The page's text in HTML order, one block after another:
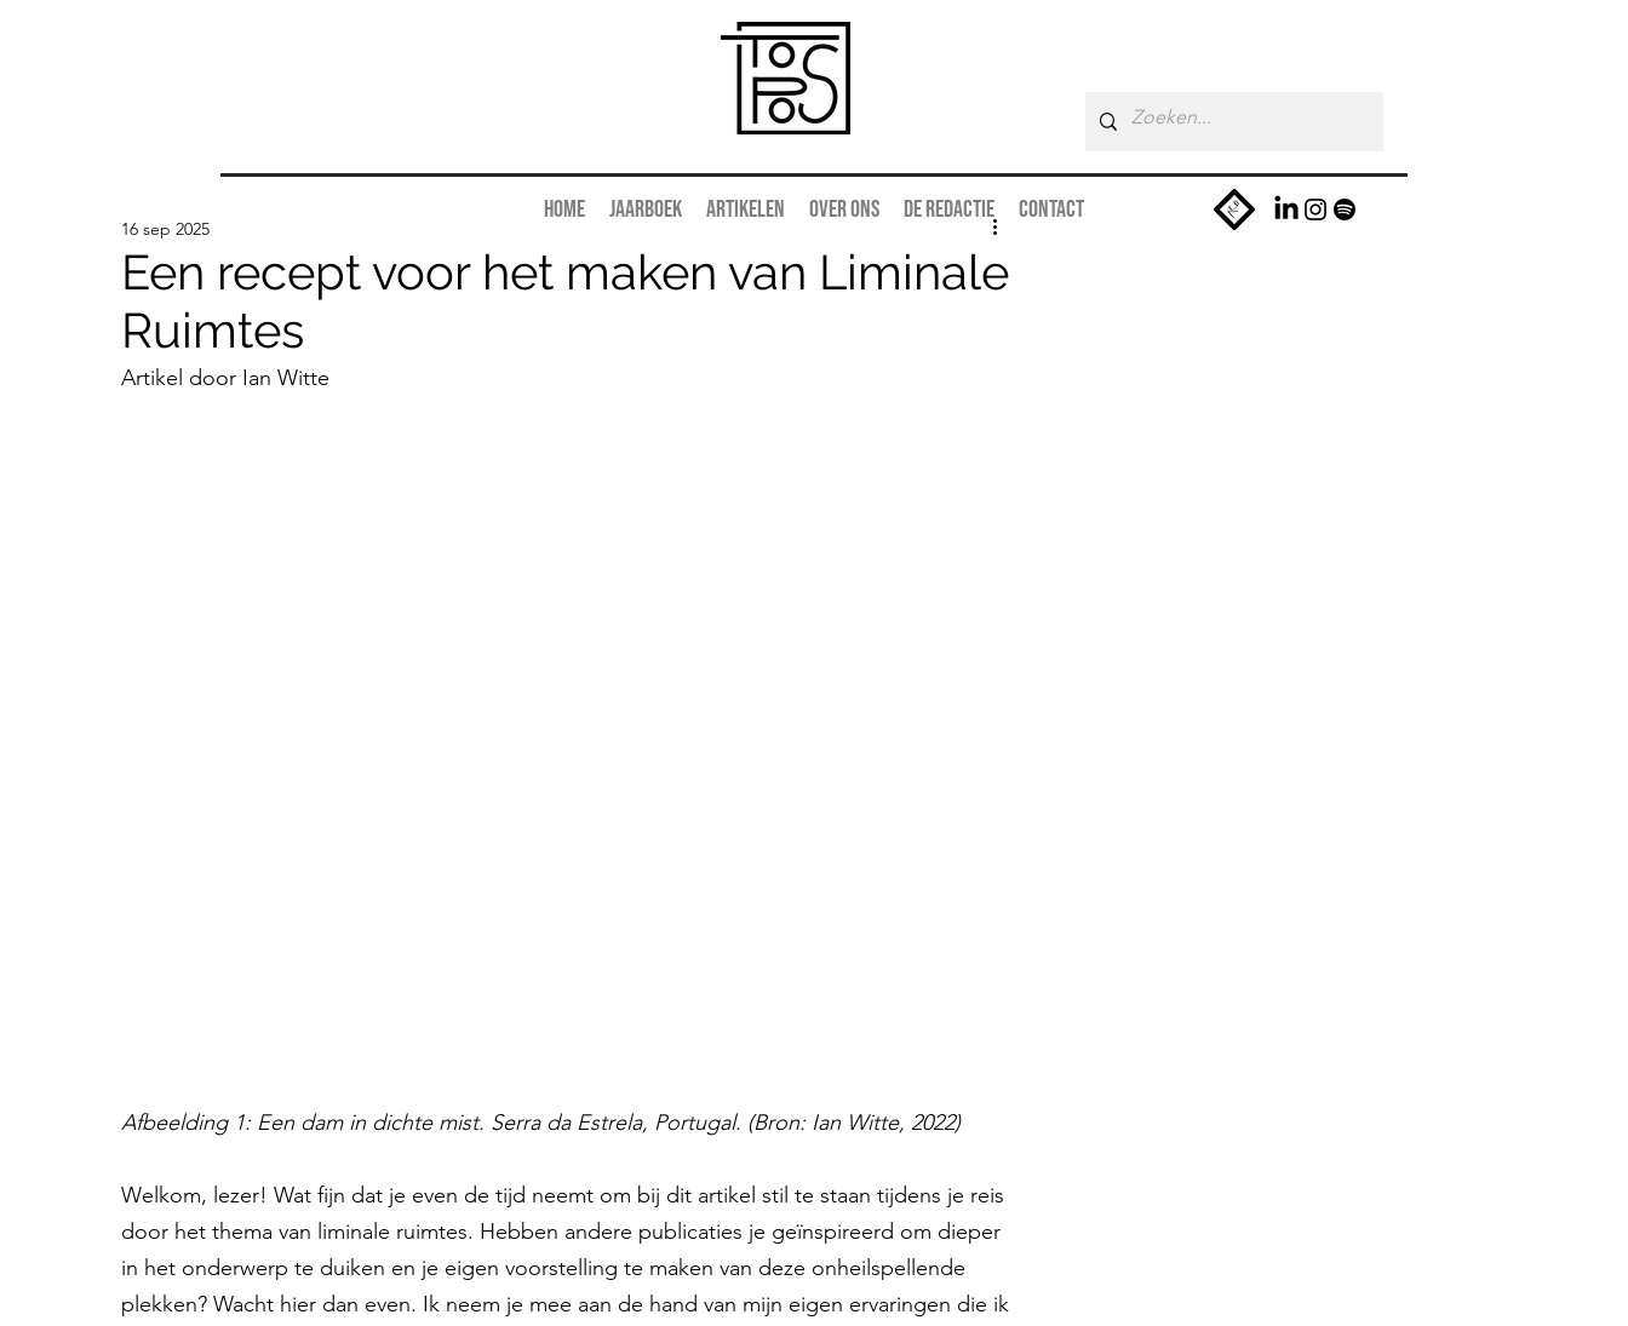
Home Jaarboek Artikelen Over ons De redactie Contact
Een recept voor het maken van Liminale
Ruimtes
16 sep 2025
Artikel door Ian Witte
Afbeelding 1: Een dam in dichte mist. Serra da Estrela, Portugal. (Bron: Ian Witte, 2022)
Welkom, lezer! Wat fijn dat je even de tijd neemt om bij dit artikel stil te staan tijdens je reis
door het thema van liminale ruimtes. Hebben andere publicaties je geïnspireerd om dieper
in het onderwerp te duiken en je eigen voorstelling te maken van deze onheilspellende
plekken? Wacht hier dan even. Ik neem je mee aan de hand van mijn eigen ervaringen die ik